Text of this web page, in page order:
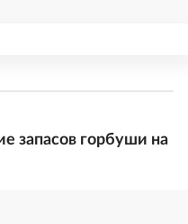
запасов горбуши на